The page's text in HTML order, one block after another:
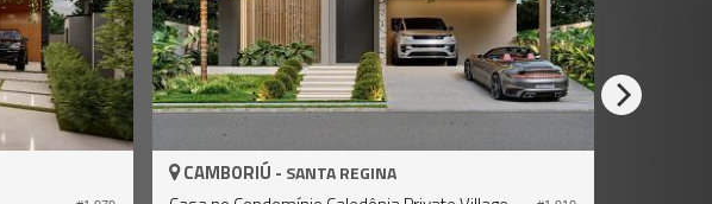
CAMBORIÚ - SANTA REGINA